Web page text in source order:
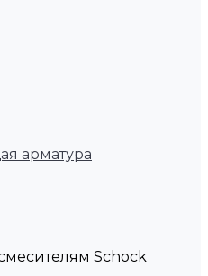
арматура
Schock